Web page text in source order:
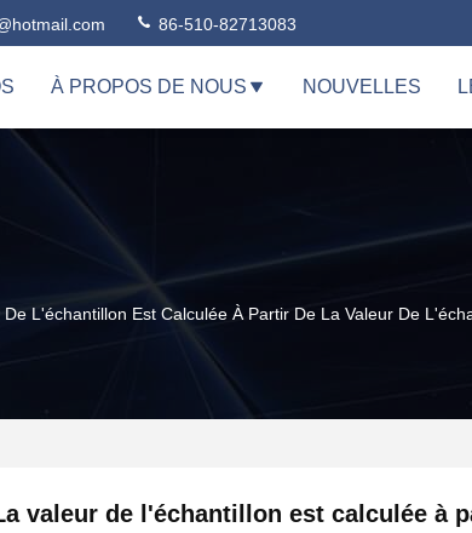
86-510-82713083
À PROPOS DE NOUS NOUVELLES
De L'échantillon Est Calculée À Partir De La Valeur De
valeur de l'échantillon est calculée à